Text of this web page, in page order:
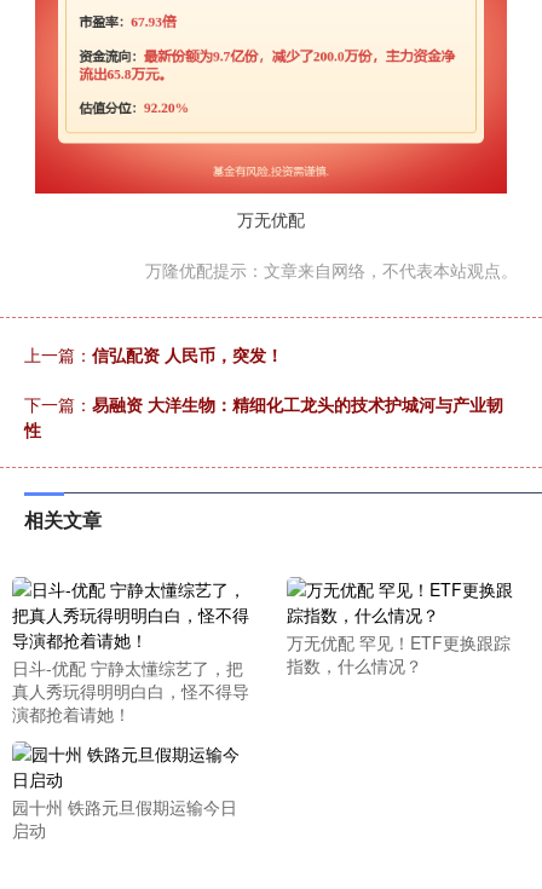
万无优配
万隆优配提示：文章来自网络，不代表本站观点。
上一篇： 信弘配资 人民币，突发！
下一篇： 易融资 大洋生物：精细化工龙头的技术护城河与产业韧
性
相关文章
日斗-优配 宁静太懂综艺了，把
真人秀玩得明明白白，怪不得导
演都抢着请她！
万无优配 罕见！ETF更换跟踪
指数，什么情况？
园十州 铁路元旦假期运输今日
启动